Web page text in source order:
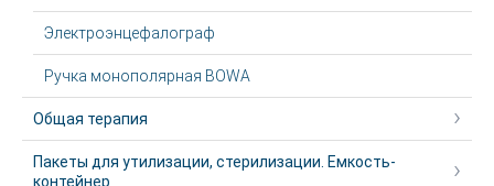
Электроэнцефалограф
Ручка монополярная BOWA
Общая терапия
Пакеты для утилизации, стерилизации. Емкость-
контейнер